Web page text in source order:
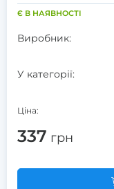
Є В НАЯВНОСТІ
Виробник:
У категорії:
Ціна:
337 грн